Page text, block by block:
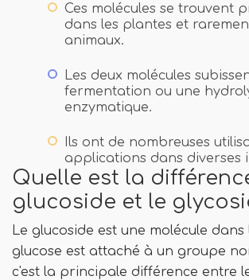
Ces molécules se trouvent
dans les plantes et
animaux.
Les deux molécules
fermentation ou une
enzymatique.
Ils ont de nombreuses
applications dans diverses
Quelle est la
glucoside et le
Le glucoside est une molécule dans
glucose est attaché à un groupe
c'est la principale différence entre